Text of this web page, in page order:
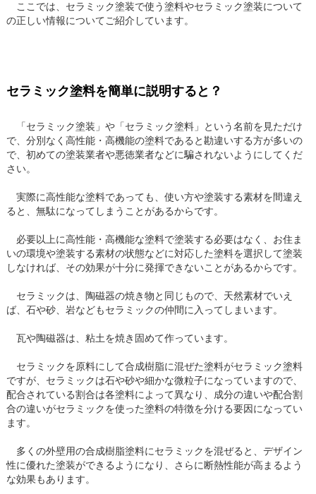
ここでは、セラミック塗装で使う塗料やセラミック塗装について
の正しい情報についてご紹介しています。
セラミック塗料を簡単に説明すると？
「セラミック塗装」や「セラミック塗料」という名前を見ただけ
で、分別なく高性能・高機能の塗料であると勘違いする方が多いの
で、初めての塗装業者や悪徳業者などに騙されないようにしてくだ
さい。
実際に高性能な塗料であっても、使い方や塗装する素材を間違え
ると、無駄になってしまうことがあるからです。
必要以上に高性能・高機能な塗料で塗装する必要はなく、お住ま
いの環境や塗装する素材の状態などに対応した塗料を選択して塗装
しなければ、その効果が十分に発揮できないことがあるからです。
セラミックは、陶磁器の焼き物と同じもので、天然素材でいえ
ば、石や砂、岩などもセラミックの仲間に入ってしまいます。
瓦や陶磁器は、粘土を焼き固めて作っています。
セラミックを原料にして合成樹脂に混ぜた塗料がセラミック塗料
ですが、セラミックは石や砂や細かな微粒子になっていますので、
配合されている割合は各塗料によって異なり、成分の違いや配合割
合の違いがセラミックを使った塗料の特徴を分ける要因になってい
ます。
多くの外壁用の合成樹脂塗料にセラミックを混ぜると、デザイン
性に優れた塗装ができるようになり、さらに断熱性能が高まるよう
な効果もあります。